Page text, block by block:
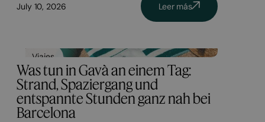
July 10, 2026 Leer más
Viajes
Was tun in Gavà an einem Tag:
Strand, Spaziergang und
entspannte Stunden ganz nah bei
Barcelona